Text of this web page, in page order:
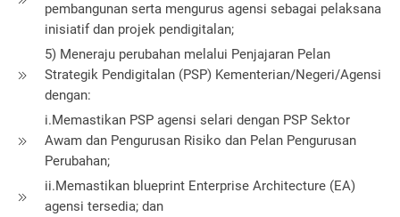
pembangunan serta mengurus agensi sebagai pelaksana
inisiatif dan projek pendigitalan;
5) Meneraju perubahan melalui Penjajaran Pelan
Strategik Pendigitalan (PSP) Kementerian/Negeri/Agensi
dengan:
i.Memastikan PSP agensi selari dengan PSP Sektor
Awam dan Pengurusan Risiko dan Pelan Pengurusan
Perubahan;
ii.Memastikan blueprint Enterprise Architecture (EA)
agensi tersedia; dan